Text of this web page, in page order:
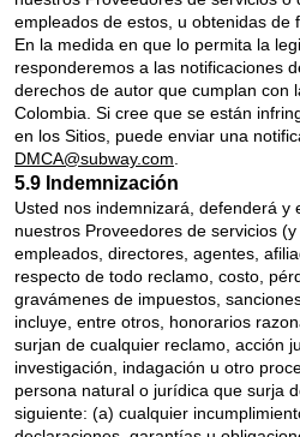
empleados de estos, u obtenidas de
En la medida en que lo permita la
responderemos a las notificaciones
derechos de autor que cumplan con
Colombia. Si cree que se están
en los Sitios, puede enviar una
DMCA@subway.com
5.9 Indemnización
Usted nos indemnizará, defenderá y
nuestros Proveedores de servicios
empleados, directores, agentes,
respecto de todo reclamo, costo,
gravámenes de impuestos,
incluye, entre otros, honorarios
surjan de cualquier reclamo, acción
investigación, indagación u otro
persona natural o jurídica que surja
siguiente: (a) cualquier